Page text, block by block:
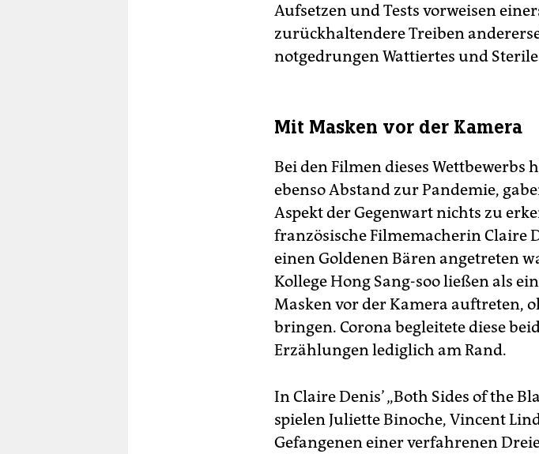
Aufsetzen und Tests vorweisen
zurückhaltendere Treiben
notgedrungen Wattiertes und
Mit Masken vor der Kamera
Bei den Filmen dieses Wettbewerbs
ebenso Abstand zur Pandemie,
Aspekt der Gegenwart nichts zu
französische Filmemacherin Claire
einen Goldenen Bären angetreten
Kollege Hong Sang-soo ließen als
Masken vor der Kamera auftreten,
bringen. Corona begleitete diese
Erzählungen lediglich am Rand.
In Claire Denis’ „Both Sides of the
spielen Juliette Binoche, Vincent
Gefangenen einer verfahrenen